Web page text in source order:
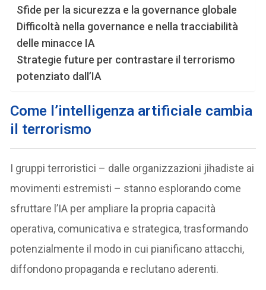
Sfide per la sicurezza e la governance globale
Difficoltà nella governance e nella tracciabilità
delle minacce IA
Strategie future per contrastare il terrorismo
potenziato dall’IA
Come l’intelligenza artificiale cambia
il terrorismo
I gruppi terroristici – dalle organizzazioni jihadiste ai
movimenti estremisti – stanno esplorando come
sfruttare l’IA per ampliare la propria capacità
operativa, comunicativa e strategica, trasformando
potenzialmente il modo in cui pianificano attacchi,
diffondono propaganda e reclutano aderenti.